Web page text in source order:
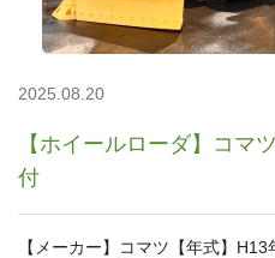
【ホイールローダ】コマ
付
2025.08.20
【メーカー】コマツ【年式】